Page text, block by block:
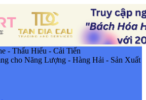
- Thấu Hiểu - Cải Tiến
cho Năng Lượng - Hàng Hải - Sản Xuất